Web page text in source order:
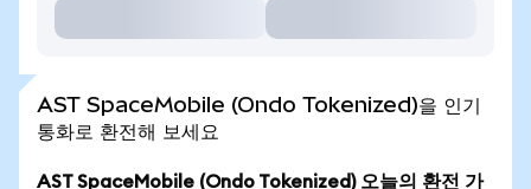
AST SpaceMobile (Ondo Tokenized)을 인기
통화로 환전해 보세요
AST SpaceMobile (Ondo Tokenized) 오늘의 환전 가